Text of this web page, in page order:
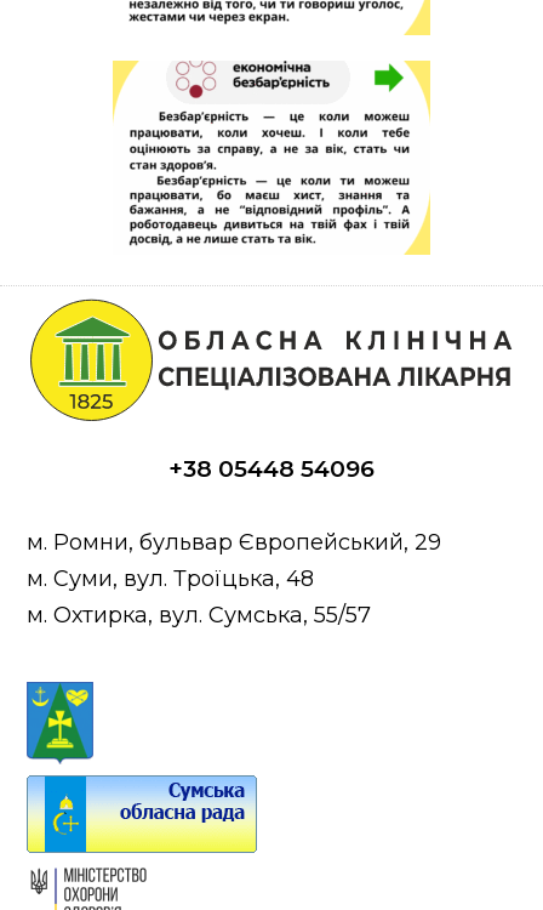
+38 05448 54096
м. Ромни, бульвар Європейський, 29
м. Суми, вул. Троїцька, 48
м. Охтирка, вул. Сумська, 55/57